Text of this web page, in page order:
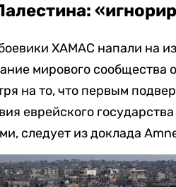
ХАМАС напали на
мирового сообщества
на то, что первым
еврейского
следует из доклада